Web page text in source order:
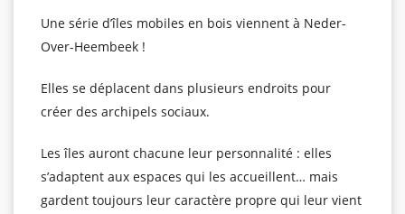
Une série d’îles mobiles en bois viennent à Neder-
Over-Heembeek !
Elles se déplacent dans plusieurs endroits pour
créer des archipels sociaux.
Les îles auront chacune leur personnalité : elles
s’adaptent aux espaces qui les accueillent… mais
gardent toujours leur caractère propre qui leur vient